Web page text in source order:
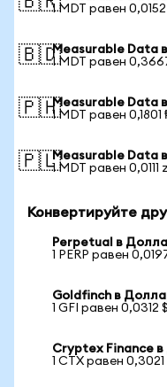
1 MDT равен 0,0152
🇧🇩Measurable Data
1 MDT равен
🇵🇭Measurable Data
1 MDT равен 0,1801
🇵🇱Measurable Data
1 MDT равен 0,0111
Конвертируйте
Perpetual в
1 PERP равен
Goldfinch в
1 GFI равен 0,0312 $
Cryptex Finance
1 CTX равен 0,3021